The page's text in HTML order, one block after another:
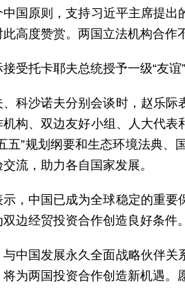
国原则，支持习近平主席提
高度赞赏。两国立法机构合
受托卡耶夫总统授予一级“友谊
、科沙诺夫分别会谈时，赵乐
构、双边友好小组、人大代
五”规划纲要和生态环境法典
流，助力各自国家发展。
，中国已成为全球稳定的重
边经贸投资合作创造良好条
中国发展永久全面战略伙伴
为两国投资合作创造新机遇